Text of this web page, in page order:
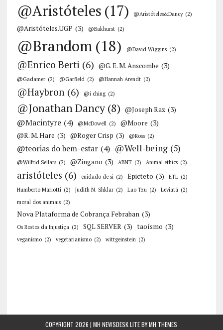
@Aristóteles (17) @Aristóteles&Dancy (2)
@Aristóteles.UGP (3) @Bakhurst (2)
@Brandom (18) @David Wiggins (2)
@Enrico Berti (6) @G. E. M. Anscombe (3)
@Gadamer (2) @Garfield (2) @Hannah Arendt (2)
@Haybron (6) @i ching (2)
@Jonathan Dancy (8) @Joseph Raz (3)
@Macintyre (4) @McDowell (2) @Moore (3)
@R. M. Hare (3) @Roger Crisp (3) @Ross (2)
@teorias do bem-estar (4) @Well-being (5)
@Wilfrid Sellars (2) @Zingano (3) ABNT (2) Animal ethics (2)
aristóteles (6) cuidado de si (2) Epicteto (3) ETL (2)
Humberto Mariotti (2) Judith N. Shklar (2) Lao Tzu (2) Leviatã (2)
moral dos animais (2)
Nova Plataforma de Cobrança Febraban (3)
Os Rostos da Injustiça (2) SQL SERVER (3) taoísmo (3)
veganismo (2) vegetarianismo (2) wittgeinstein (2)
COPYRIGHT 2026 | MH NEWSDESK LITE BYMH THEMES